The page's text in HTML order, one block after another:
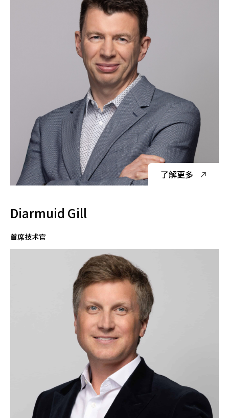
了解更多
Diarmuid Gill
首席技术官